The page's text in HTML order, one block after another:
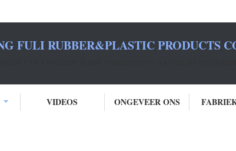
FULI RUBBER&PLASTIC PRODUCTS
VIDEOS ONGEVEER ONS